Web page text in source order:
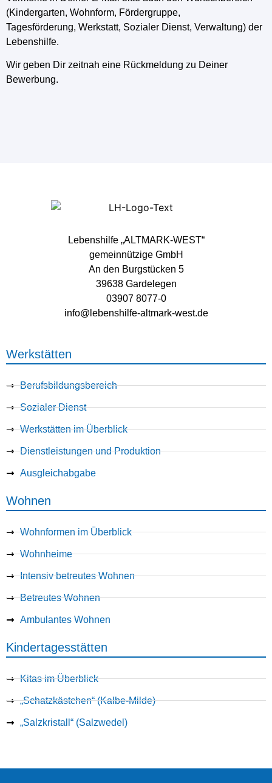
(Kindergarten, Wohnform, Fördergruppe,
Tagesförderung, Werkstatt, Sozialer Dienst, Verwaltung) der
Lebenshilfe.
Wir geben Dir zeitnah eine Rückmeldung zu Deiner
Bewerbung.
Lebenshilfe „ALTMARK-WEST“
gemeinnützige GmbH
An den Burgstücken 5
39638 Gardelegen
03907 8077-0
info@lebenshilfe-altmark-west.de
Werkstätten
Berufsbildungsbereich
Sozialer Dienst
Werkstätten im Überblick
Dienstleistungen und Produktion
Ausgleichabgabe
Wohnen
Wohnformen im Überblick
Wohnheime
Intensiv betreutes Wohnen
Betreutes Wohnen
Ambulantes Wohnen
Kindertagesstätten
Kitas im Überblick
„Schatzkästchen“ (Kalbe-Milde)
„Salzkristall“ (Salzwedel)